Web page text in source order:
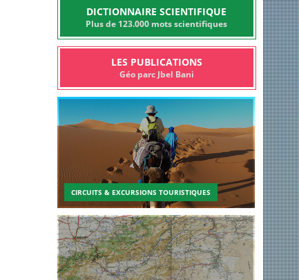
DICTIONNAIRE SCIENTIFIQUE
Plus de 123.000 mots scientifiques
LES PUBLICATIONS
Géo parc Jbel Bani
CIRCUITS & EXCURSIONS TOURISTIQUES